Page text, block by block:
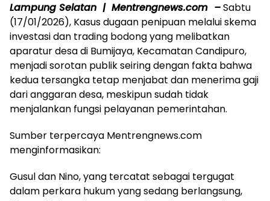
Lampung Selatan | Mentrengnews.com –Sabtu
(17/01/2026), Kasus dugaan penipuan melalui skema
investasi dan trading bodong yang melibatkan
aparatur desa di Bumijaya, Kecamatan Candipuro,
menjadi sorotan publik seiring dengan fakta bahwa
kedua tersangka tetap menjabat dan menerima gaji
dari anggaran desa, meskipun sudah tidak
menjalankan fungsi pelayanan pemerintahan.
Sumber terpercaya Mentrengnews.com
menginformasikan:
Gusul dan Nino, yang tercatat sebagai tergugat
dalam perkara hukum yang sedang berlangsung,